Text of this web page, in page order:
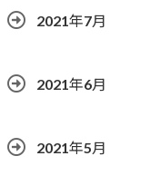
2021年7月
2021年6月
2021年5月